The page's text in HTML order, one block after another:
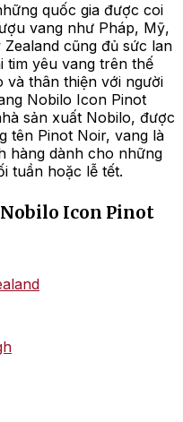
quốc gia được coi
vang như Pháp, Mỹ,
cũng đủ sức lan
tim yêu vang trên thế
và thân thiện với người
Nobilo Icon Pinot
sản xuất Nobilo, được
tên Pinot Noir, vang là
hàng dành cho những
tuần hoặc lễ tết.
Icon Pinot